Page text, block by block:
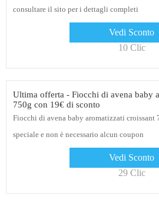
consultare il sito per i dettagli completi
Vedi Sconto
10 Clic
Ultima offerta - Fiocchi di avena baby
750g con 19€ di sconto
Fiocchi di avena baby aromatizzati croissant
speciale e non è necessario alcun coupon
Vedi Sconto
29 Clic